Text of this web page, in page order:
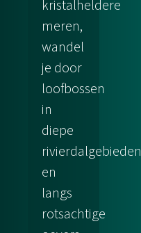
kristalheldere
meren,
wandel
je door
loofbossen
in
diepe
rivierdalgebieden
en
langs
rotsachtige